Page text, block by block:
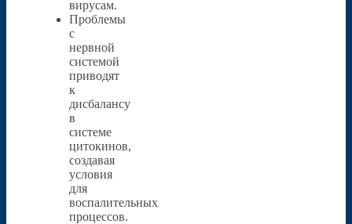
вирусам.
Проблемы
с
нервной
системой
приводят
к
дисбалансу
в
системе
цитокинов,
создавая
условия
для
воспалительных
процессов.